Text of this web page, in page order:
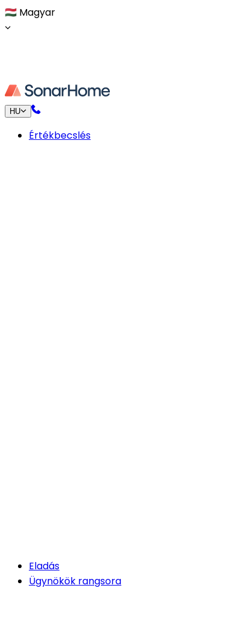
🇭🇺 Magyar
HU
Értékbecslés
Eladás
Ügynökök rangsora